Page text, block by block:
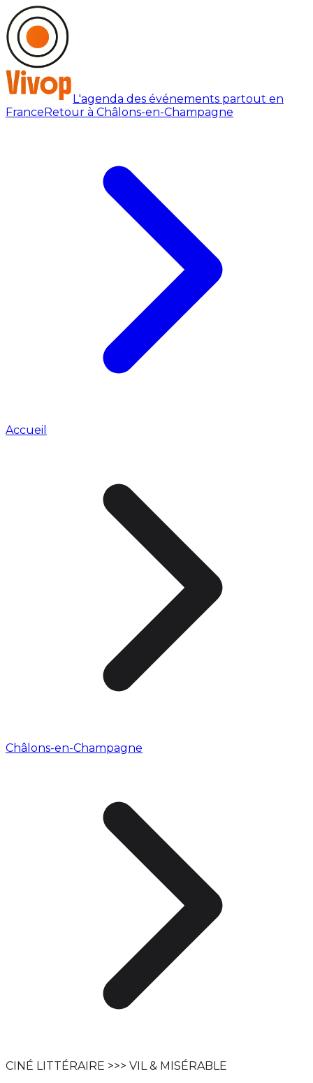
L'agenda des événements partout en
FranceRetour à Châlons-en-Champagne
Accueil
Châlons-en-Champagne
CINÉ LITTÉRAIRE >>> VIL & MISÉRABLE